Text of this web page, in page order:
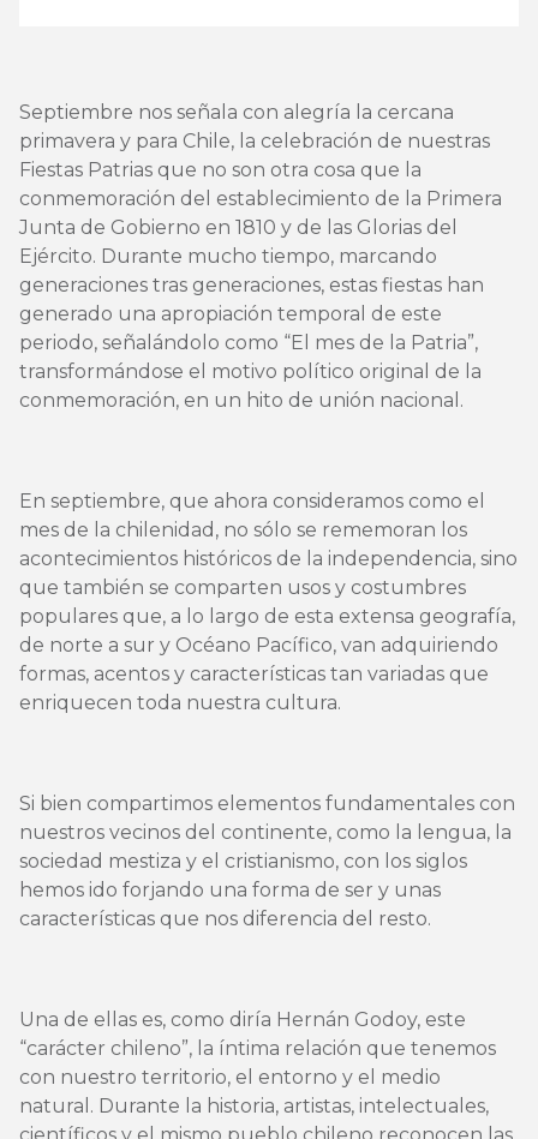
Septiembre nos señala con alegría la cercana
primavera y para Chile, la celebración de nuestras
Fiestas Patrias que no son otra cosa que la
conmemoración del establecimiento de la Primera
Junta de Gobierno en 1810 y de las Glorias del
Ejército. Durante mucho tiempo, marcando
generaciones tras generaciones, estas fiestas han
generado una apropiación temporal de este
periodo, señalándolo como “El mes de la Patria”,
transformándose el motivo político original de la
conmemoración, en un hito de unión nacional.
En septiembre, que ahora consideramos como el
mes de la chilenidad, no sólo se rememoran los
acontecimientos históricos de la independencia, sino
que también se comparten usos y costumbres
populares que, a lo largo de esta extensa geografía,
de norte a sur y Océano Pacífico, van adquiriendo
formas, acentos y características tan variadas que
enriquecen toda nuestra cultura.
Si bien compartimos elementos fundamentales con
nuestros vecinos del continente, como la lengua, la
sociedad mestiza y el cristianismo, con los siglos
hemos ido forjando una forma de ser y unas
características que nos diferencia del resto.
Una de ellas es, como diría Hernán Godoy, este
“carácter chileno”, la íntima relación que tenemos
con nuestro territorio, el entorno y el medio
natural. Durante la historia, artistas, intelectuales,